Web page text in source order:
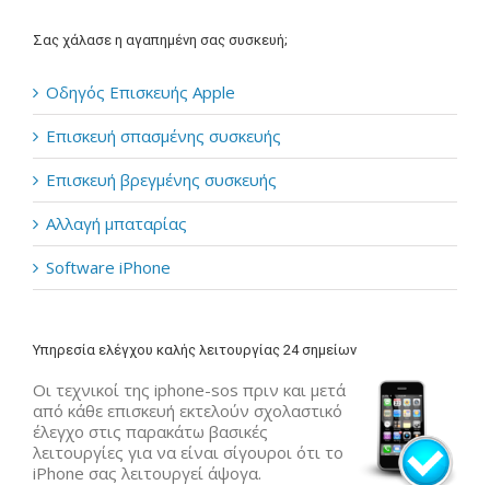
Σας χάλασε η αγαπημένη σας συσκευή;
Οδηγός Επισκευής Apple
Επισκευή σπασμένης συσκευής
Επισκευή βρεγμένης συσκευής
Αλλαγή μπαταρίας
Software iPhone
Υπηρεσία ελέγχου καλής λειτουργίας 24 σημείων
Οι τεχνικοί της iphone-sos πριν και μετά
από κάθε επισκευή εκτελούν σχολαστικό
έλεγχο στις παρακάτω βασικές
λειτουργίες για να είναι σίγουροι ότι το
iPhone σας λειτουργεί άψογα.